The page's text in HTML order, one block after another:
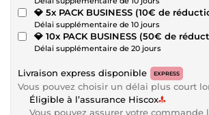
💎 5x PACK BUSINESS (10€ de
Délai supplémentaire de 10 jours
💎 10x PACK BUSINESS (50€ de
Délai supplémentaire de 20 jours
Livraison express disponible EXPRESS
Vous pouvez choisir un délai plus court
Éligible à l’assurance Hiscox
Vous pouvez assurer votre